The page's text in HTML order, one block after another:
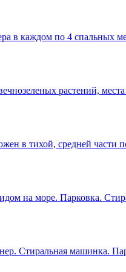
в каждом по 4 спальных
растений,
средней части
на море. Парковка.
Стиральная машинка.